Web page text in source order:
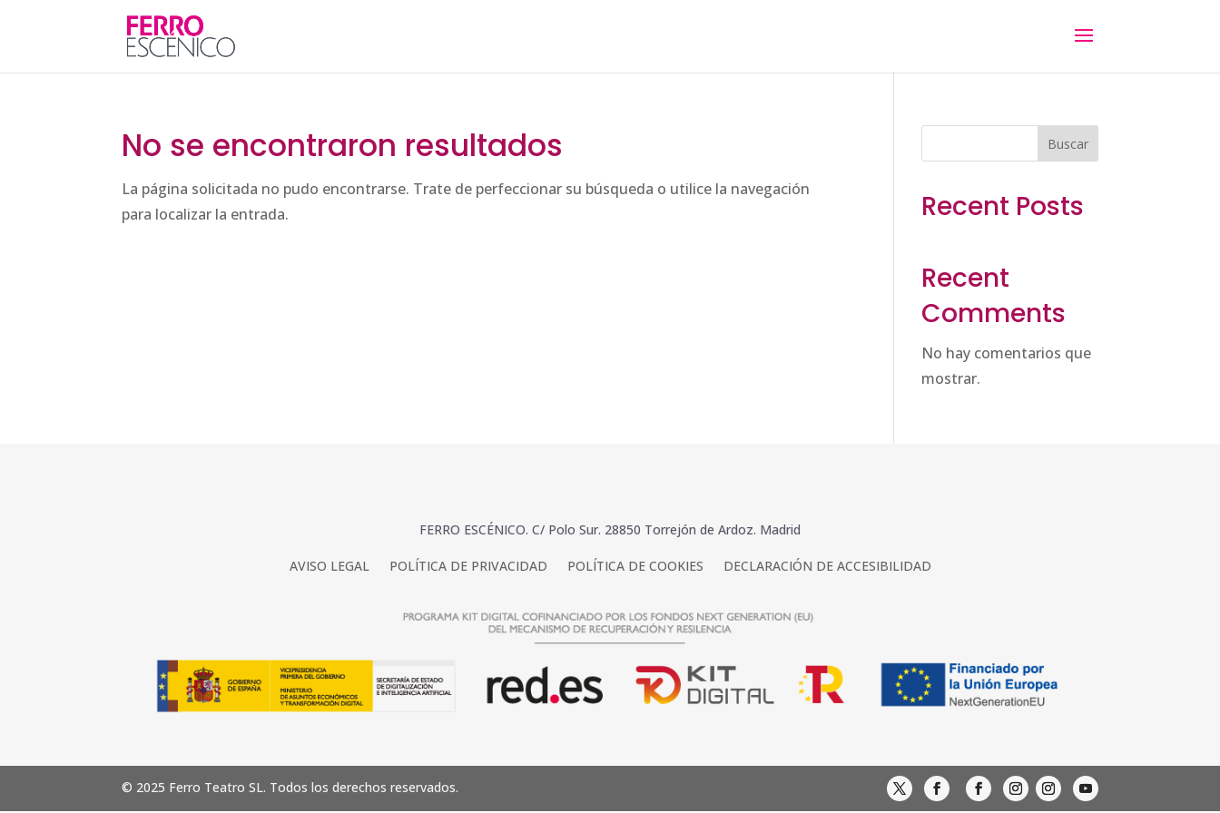
No se encontraron resultados
La página solicitada no pudo encontrarse. Trate de perfeccionar su búsqueda o utilice la navegación
para localizar la entrada.
Buscar
Recent Posts
Recent
Comments
No hay comentarios que
mostrar.
FERRO ESCÉNICO. C/ Polo Sur. 28850 Torrejón de Ardoz. Madrid
AVISO LEGAL POLÍTICA DE PRIVACIDAD POLÍTICA DE COOKIES DECLARACIÓN DE ACCESIBILIDAD
© 2025 Ferro Teatro SL. Todos los derechos reservados.